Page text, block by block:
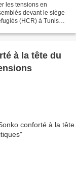
les tensions en
devant le siège
(HCR) à Tunis
à la tête du